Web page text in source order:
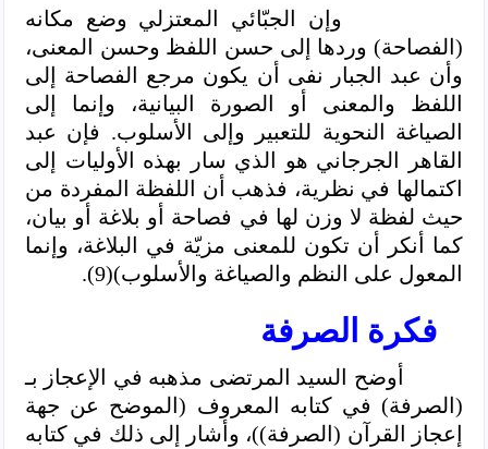
وإن الجبّائي المعتزلي وضع مكانه
(الفصاحة) وردها إلى حسن اللفظ وحسن المعنى،
وأن عبد الجبار نفى أن يكون مرجع الفصاحة إلى
اللفظ والمعنى أو الصورة البيانية، وإنما إلى
الصياغة النحوية للتعبير وإلى الأسلوب. فإن عبد
القاهر الجرجاني هو الذي سار بهذه الأوليات إلى
اكتمالها في نظرية، فذهب أن اللفظة المفردة من
حيث لفظة لا وزن لها في فصاحة أو بلاغة أو بيان،
كما أنكر أن تكون للمعنى مزيّة في البلاغة، وإنما
المعول على النظم والصياغة والأسلوب)(9).
فكرة الصرفة
أوضح السيد المرتضى مذهبه في الإعجاز بـ
(الصرفة) في كتابه المعروف (الموضح عن جهة
إعجاز القرآن (الصرفة))، وأشار إلى ذلك في كتابه